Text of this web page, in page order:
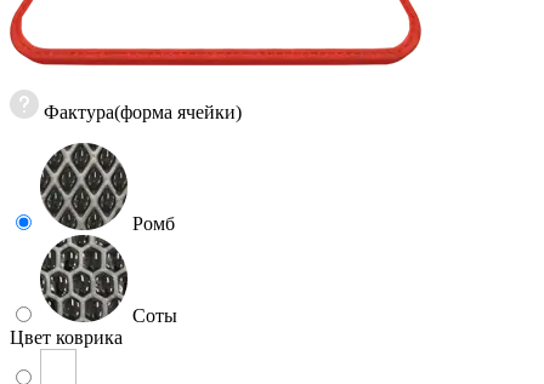
Фактура(форма ячейки)
Ромб
Соты
Цвет коврика